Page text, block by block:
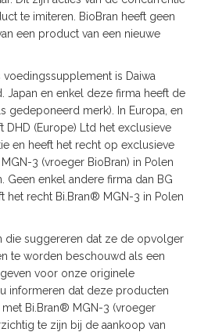
te imiteren. BioBran heeft geen
een product van een nieuwe
is Daiwa
Japan en enkel deze firma heeft de
gedeponeerd merk). In Europa, en
DHD (Europe) Ltd het exclusieve
en heeft het recht op exclusieve
3 (vroeger BioBran) in Polen
Geen enkel andere firma dan BG
het recht Bi.Bran® MGN-3 in Polen
die suggereren dat ze de opvolger
te worden beschouwd als een
voor onze originele
informeren dat deze producten
Bi.Bran® MGN-3 (vroeger
te zijn bij de aankoop van